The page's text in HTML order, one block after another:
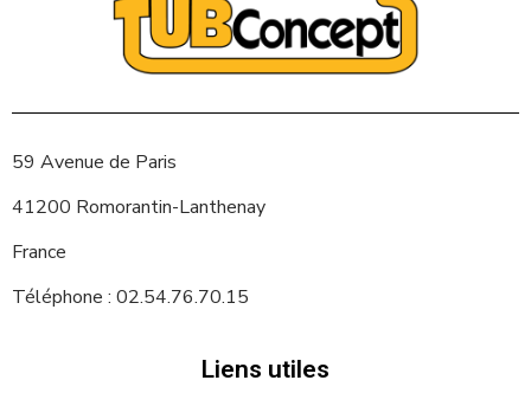
59 Avenue de Paris
41200 Romorantin-Lanthenay
France
Téléphone : 02.54.76.70.15
Liens utiles